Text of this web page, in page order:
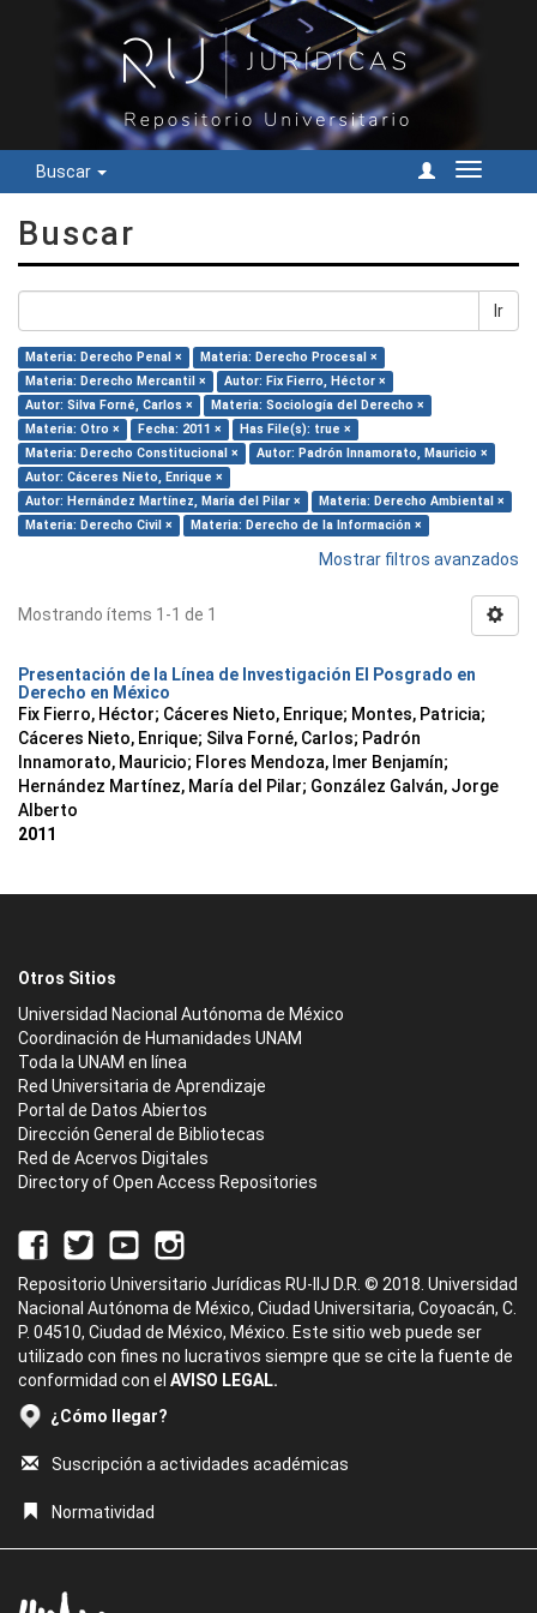
Buscar
Cambiar
Buscar
Ir
Materia: Derecho Penal ×
Materia: Derecho Procesal ×
Materia: Derecho Mercantil ×
Autor: Fix Fierro, Héctor ×
Autor: Silva Forné, Carlos ×
Materia: Sociología del Derecho ×
Materia: Otro ×
Fecha: 2011 ×
Has File(s): true ×
Materia: Derecho Constitucional ×
Autor: Padrón Innamorato, Mauricio ×
Autor: Cáceres Nieto, Enrique ×
Autor: Hernández Martínez, María del Pilar ×
Materia: Derecho Ambiental ×
Materia: Derecho Civil ×
Materia: Derecho de la Información ×
Mostrar filtros avanzados
Mostrando ítems 1-1 de 1
Presentación de la Línea de Investigación El Posgrado en
Derecho en México
Fix Fierro, Héctor; Cáceres Nieto, Enrique; Montes, Patricia;
Cáceres Nieto, Enrique; Silva Forné, Carlos; Padrón
Innamorato, Mauricio; Flores Mendoza, Imer Benjamín;
Hernández Martínez, María del Pilar; González Galván, Jorge
Alberto
2011
Otros Sitios
Universidad Nacional Autónoma de México
Coordinación de Humanidades UNAM
Toda la UNAM en línea
Red Universitaria de Aprendizaje
Portal de Datos Abiertos
Dirección General de Bibliotecas
Red de Acervos Digitales
Directory of Open Access Repositories
Repositorio Universitario Jurídicas RU-IIJ D.R. © 2018. Universidad
Nacional Autónoma de México, Ciudad Universitaria, Coyoacán, C.
P. 04510, Ciudad de México, México. Este sitio web puede ser
utilizado con fines no lucrativos siempre que se cite la fuente de
conformidad con el AVISO LEGAL.
¿Cómo llegar?
Suscripción a actividades académicas
Normatividad